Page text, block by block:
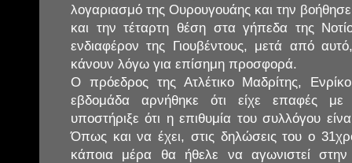
λογαριασμό της Ουρουγουάης και την
και την τέταρτη θέση στα γήπεδα της
ενδιαφέρον της Γιουβέντους, μετά από
κάνουν λόγω για επίσημη προσφορά.
Ο πρόεδρος της Ατλέτικο Μαδρίτης,
εβδομάδα αρνήθηκε ότι είχε επαφές με
υποστήριξε ότι η επιθυμία του συλλόγου
Όπως και να έχει, στις δηλώσεις του ο
κάποια μέρα θα ήθελε να αγωνιστεί